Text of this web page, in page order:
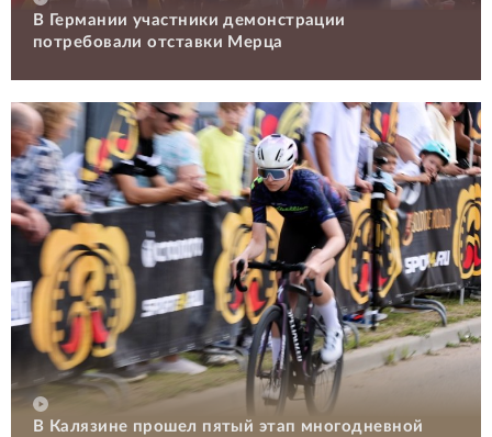
В Германии участники демонстрации
потребовали отставки Мерца
В Калязине прошел пятый этап многодневной